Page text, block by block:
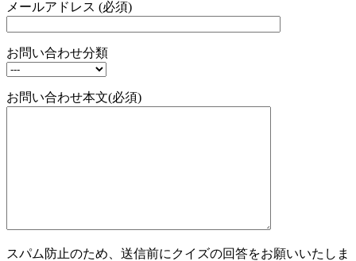
メールアドレス (必須)
お問い合わせ分類
お問い合わせ本文(必須)
スパム防止のため、送信前にクイズの回答をお願いいたしま